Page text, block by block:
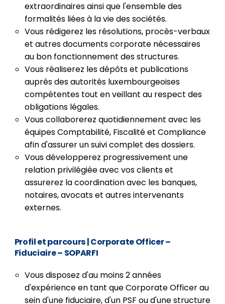
extraordinaires ainsi que l'ensemble des
formalités liées à la vie des sociétés.
Vous rédigerez les résolutions, procès-verbaux
et autres documents corporate nécessaires
au bon fonctionnement des structures.
Vous réaliserez les dépôts et publications
auprès des autorités luxembourgeoises
compétentes tout en veillant au respect des
obligations légales.
Vous collaborerez quotidiennement avec les
équipes Comptabilité, Fiscalité et Compliance
afin d'assurer un suivi complet des dossiers.
Vous développerez progressivement une
relation privilégiée avec vos clients et
assurerez la coordination avec les banques,
notaires, avocats et autres intervenants
externes.
Profil et parcours| Corporate Officer –
Fiduciaire – SOPARFI
Vous disposez d'au moins 2 années
d'expérience en tant que Corporate Officer au
sein d'une fiduciaire, d'un PSF ou d'une structure